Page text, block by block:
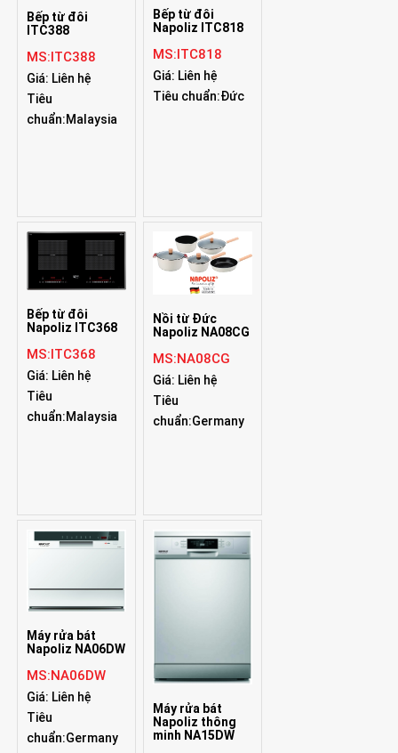
Bếp từ đôi
ITC388
MS:ITC388
Giá: Liên hệ
Tiêu
chuẩn:Malaysia
Bếp từ đôi
Napoliz ITC818
MS:ITC818
Giá: Liên hệ
Tiêu chuẩn:Đức
Bếp từ đôi
Napoliz ITC368
MS:ITC368
Giá: Liên hệ
Tiêu
chuẩn:Malaysia
Nồi từ Đức
Napoliz NA08CG
MS:NA08CG
Giá: Liên hệ
Tiêu
chuẩn:Germany
Máy rửa bát
Napoliz NA06DW
MS:NA06DW
Giá: Liên hệ
Tiêu
chuẩn:Germany
Máy rửa bát
Napoliz thông
minh NA15DW